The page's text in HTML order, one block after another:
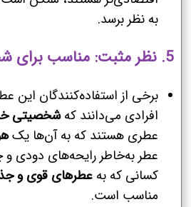
به نظر برسد.
5. نظر مثبت: مناسب
برخی از استفاده‌کنندگان این
افرادی می‌دانند کهشخصیتی
عطری هستند که به آن‌ها یک
عطر به‌خاطر رایحه‌های دودی و
کسانی که به عطرهای قوی و
مناسب است.